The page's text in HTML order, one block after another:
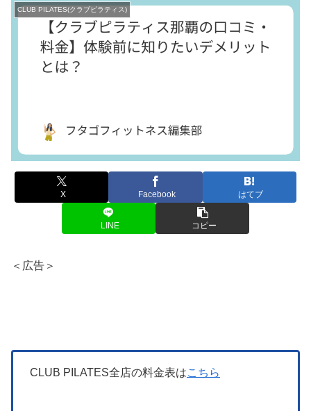
CLUB PILATES(クラブピラティス)
X Facebook はてブ
LINE コピー
＜広告＞
CLUB PILATES全店の料金表はこちら